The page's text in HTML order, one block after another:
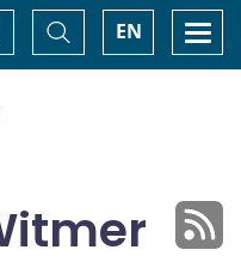
EN
Basculer
la
recherche